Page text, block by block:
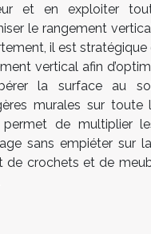
et en exploiter
le rangement
il est stratégique
vertical afin
la surface au sol.
murales sur toute
permet de multiplier
sans empiéter sur
de crochets et de